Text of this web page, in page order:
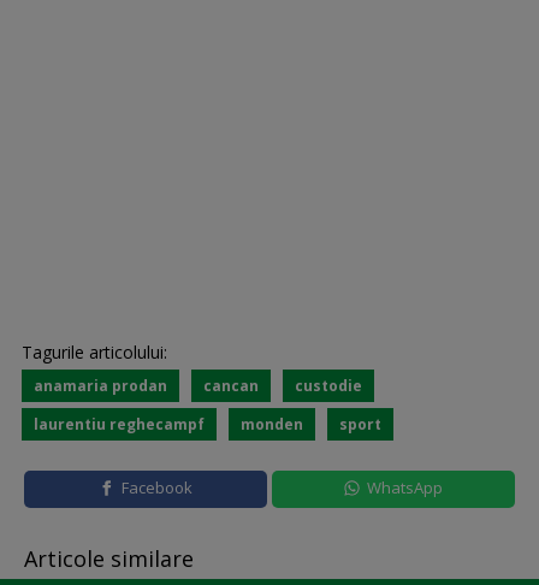
Tagurile articolului:
anamaria prodan cancan
custodie
laurentiu reghecampf
monden sport
Facebook WhatsApp
Articole similare